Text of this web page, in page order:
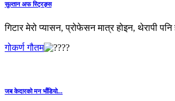
सुल्तान अफ स्ट्रिङ्स
गिटार मेरो प्यासन, प्रोफेसन मात्र होइन, थेरापी पनि
गोकर्ण गौतम
जब केदारको मन भाँडियो...